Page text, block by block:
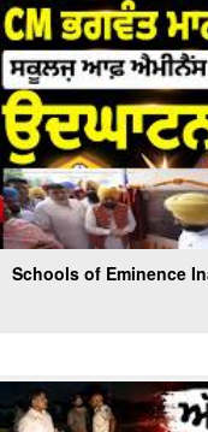
Schools of Eminence